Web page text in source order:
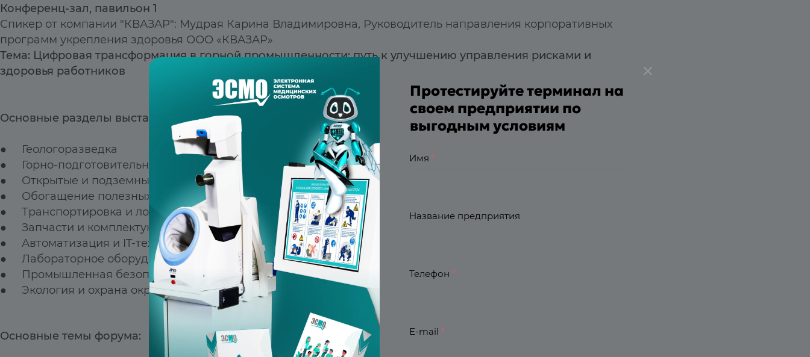
Конференц-зал, павильон 1
Спикер от компании "КВАЗАР": Мудрая Карина Владимировна, Руководитель направления корпоративных
программ укрепления здоровья ООО «КВАЗАР»
Тема: Цифровая трансформация в горной промышленности: путь к улучшению управления рисками и
здоровья работников
Основные разделы выставки:
● Геологоразведка
● Горно-подготовительные и вскрышные работы
● Открытые и подземные горные работы
● Обогащение полезных ископаемых
● Транспортировка и логистика
● Запчасти и комплектующие для машин и оборудования
● Автоматизация и IT-технологии в горном деле
● Лабораторное оборудование и измерительные приборы
● Промышленная безопасность
● Экология и охрана окружающей среды
Основные темы форума:
Протестируйте терминал на
своем предприятии по
выгодным условиям
Имя *
Название предприятия
Телефон *
E-mail *